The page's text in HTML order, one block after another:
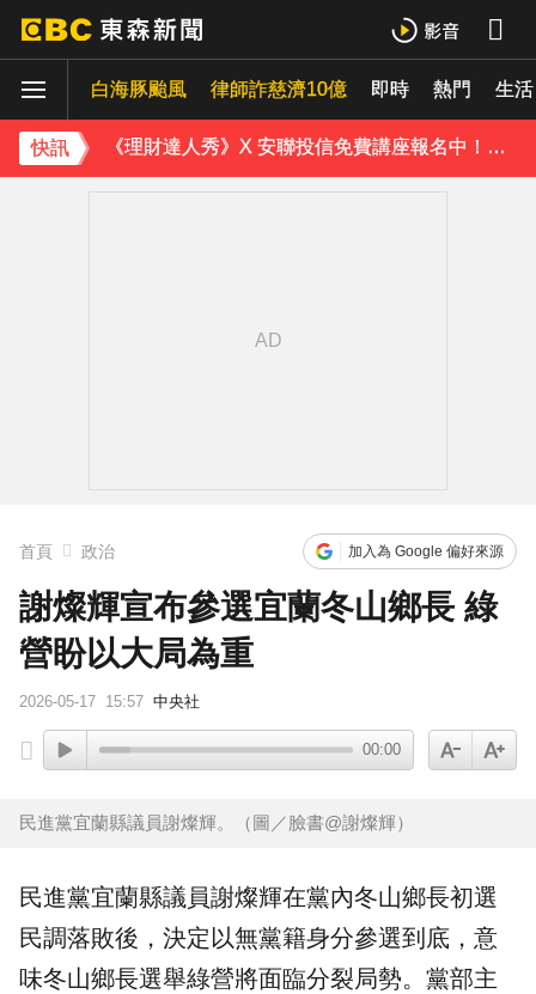
白海豚颱風 律師詐慈濟10億 即時 熱門 生活
快訊
快訊／白海豚逼近！連江縣宣布明天停班停課
獨家／尖石山區間歇性大雨 店家提前打烊「砌牆防颱」
《理財達人秀》X 安聯投信免費講座報名中！搶先卡位 2027
首頁 政治 加入為 Google 偏好來源
謝燦輝宣布參選宜蘭冬山鄉長 綠
營盼以大局為重
2026-05-17 15:57 中央社
00:00
民進黨宜蘭縣議員謝燦輝。（圖／臉書@謝燦輝）
民進黨宜蘭縣議員謝燦輝在黨內冬山鄉長初選
民調落敗後，決定以無黨籍身分參選到底，意
味冬山鄉長選舉綠營將面臨分裂局勢。黨部主